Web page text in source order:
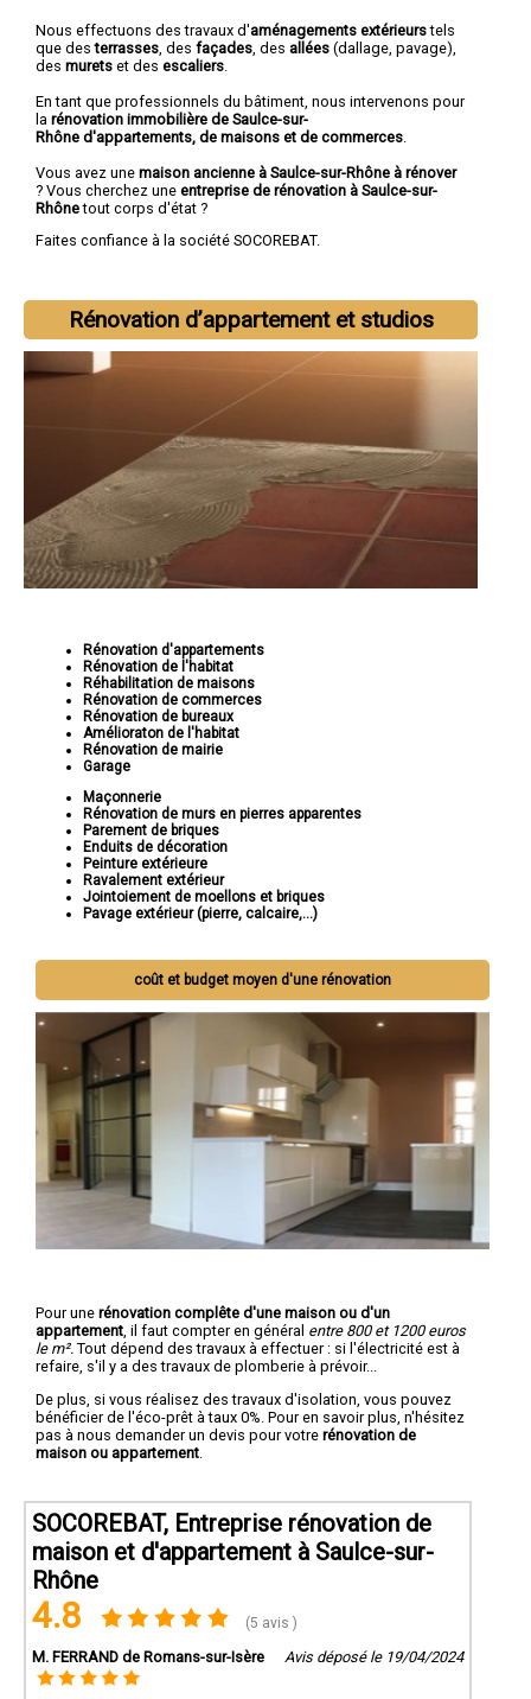
Nous effectuons des travaux d'aménagements extérieurstels
que desterrasses , des façades , des allées (dallage, pavage),
des murets et des escaliers
En tant que professionnels du bâtiment, nous intervenons pour
la rénovation immobilière de Saulce-sur-
Rhône d'appartements, de maisons et de commerces
Vous avez une maison ancienne à Saulce-sur-Rhône à rénover
? Vous cherchez une entreprise de rénovation à Saulce-sur-
Rhônetout corps d'état ?
Faites confiance à la société SOCOREBAT.
Rénovation d’appartement et studios
Rénovation d'appartements
Rénovation de l'habitat
Réhabilitation de maisons
Rénovation de commerces
Rénovation de bureaux
Amélioraton de l'habitat
Rénovation de mairie
Garage
Maçonnerie
Rénovation de murs en pierres apparentes
Parement de briques
Enduits de décoration
Peinture extérieure
Ravalement extérieur
Jointoiement de moellons et briques
Pavage extérieur (pierre, calcaire,...)
coût et budget moyen d'une rénovation
Pour une rénovation complête d'une maison ou d'un
appartement , il faut compter en général entre 800 et 1200 euros
le m². Tout dépend des travaux à effectuer : si l'électricité est à
refaire, s'il y a des travaux de plomberie à prévoir...
De plus, si vous réalisez des travaux d'isolation, vous pouvez
bénéficier de l'éco-prêt à taux 0%. Pour en savoir plus, n'hésitez
pas à nous demander un devis pour votre rénovation de
maison ou appartement
SOCOREBAT, Entreprise rénovation de
maison et d'appartement à Saulce-sur-
Rhône
4.8 (5 avis )
M. FERRAND de Romans-sur-Isère Avis déposé le 19/04/2024